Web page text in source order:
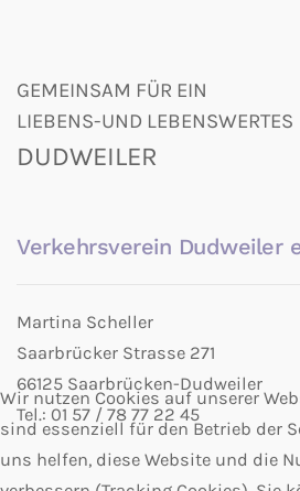
GEMEINSAM FÜR EIN
LIEBENS-UND LEBENSWERTES
DUDWEILER
Verkehrsverein Dudweiler
Martina Scheller
Saarbrücker Strasse 271
66125 Saarbrücken-Dudweiler
Tel.: 01 57 / 78 77 22 45
Wir nutzen Cookies auf unserer
sind essenziell für den Betrieb der
uns helfen, diese Website und die